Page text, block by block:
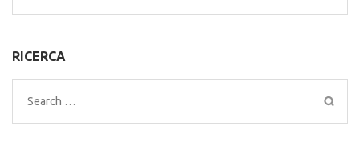
for:
RICERCA
Search
for: